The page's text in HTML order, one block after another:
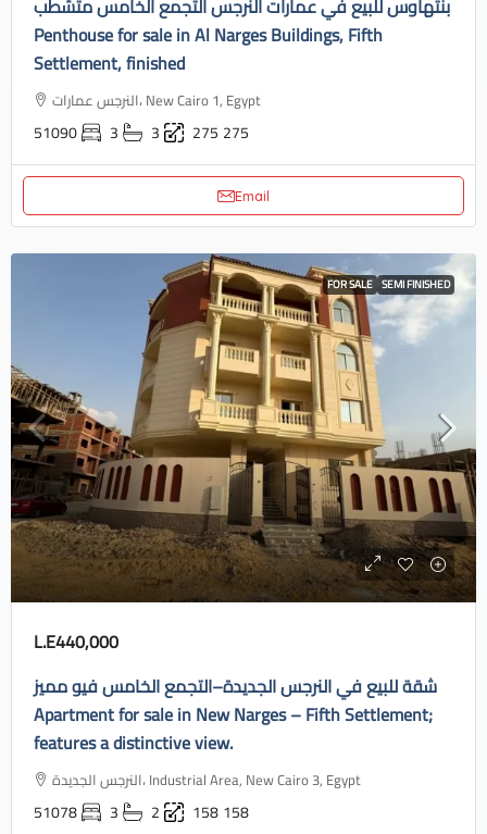
بنتهاوس للبيع في عمارات النرجس التجمع الخامس متشطب
Penthouse for sale in Al Narges Buildings, Fifth
Settlement, finished
النرجس عمارات، New Cairo 1, Egypt
51090 3 3 275 275
Email
FOR SALE SEMI FINISHED
L.E440,000
شقة للبيع في النرجس الجديدة–التجمع الخامس فيو مميز
Apartment for sale in New Narges – Fifth Settlement;
features a distinctive view.
النرجس الجديدة، Industrial Area, New Cairo 3, Egypt
51078 3 2 158158